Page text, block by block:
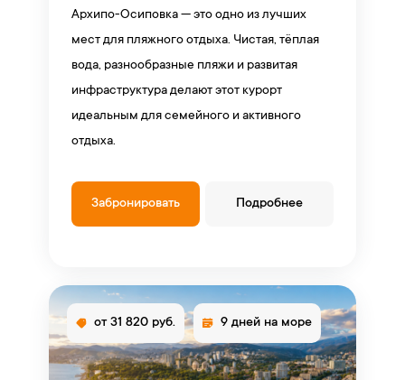
Архипо-Осиповка — это одно из лучших
мест для пляжного отдыха. Чистая, тёплая
вода, разнообразные пляжи и развитая
инфраструктура делают этот курорт
идеальным для семейного и активного
отдыха.
Забронировать Подробнее
от 31 820 руб. 9 дней на море